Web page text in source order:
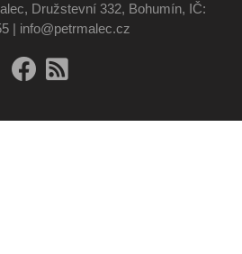
Družstevní 332, Bohumín, IČ:
| info@petrmalec.cz